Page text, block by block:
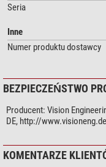
Seria
Inne
Numer produktu dostawcy
BEZPIECZEŃSTWO
Producent: Vision
DE, http://www.visioneng.de
KOMENTARZE